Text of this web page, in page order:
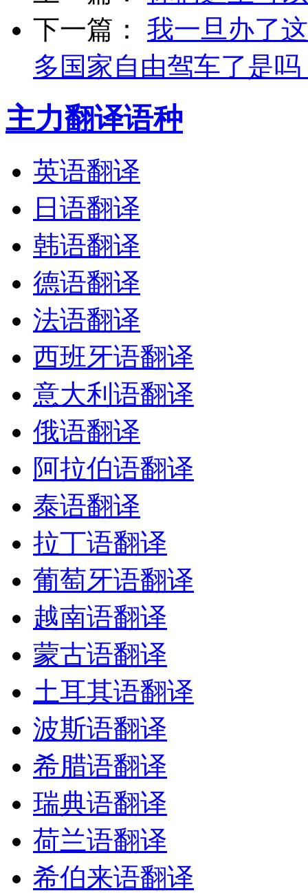
下一篇： 我一旦办了
多国家自由驾车了是吗
主力翻译语种
英语翻译
日语翻译
韩语翻译
德语翻译
法语翻译
西班牙语翻译
意大利语翻译
俄语翻译
阿拉伯语翻译
泰语翻译
拉丁语翻译
葡萄牙语翻译
越南语翻译
蒙古语翻译
土耳其语翻译
波斯语翻译
希腊语翻译
瑞典语翻译
荷兰语翻译
希伯来语翻译